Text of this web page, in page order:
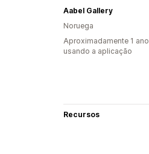
Aabel Gallery
Noruega
Aproximadamente 1 ano
usando a aplicação
Recursos